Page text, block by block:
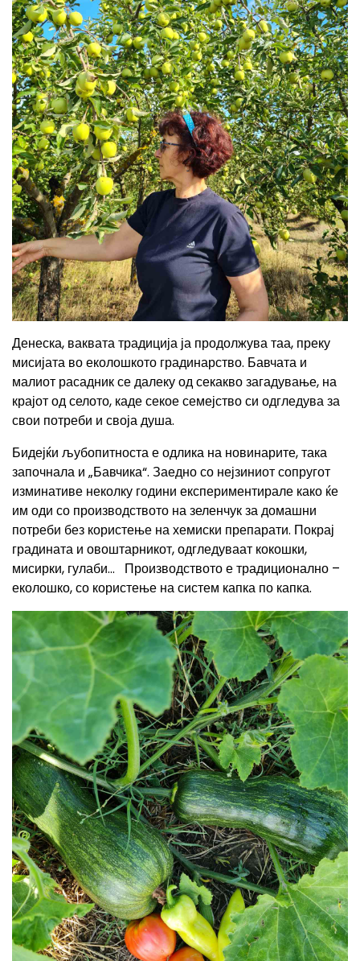
Денеска, ваквата традиција ја продолжува таа, преку
мисијата во еколошкото градинарство. Бавчата и
малиот расадник се далеку од секакво загадување, на
крајот од селото, каде секое семејство си одгледува за
свои потреби и своја душа.
Бидејќи љубопитноста е одлика на новинарите, така
започнала и „Бавчика“. Заедно со нејзиниот сопругот
изминативе неколку години експериментирале како ќе
им оди со производството на зеленчук за домашни
потреби без користење на хемиски препарати. Покрај
градината и овоштарникот, одгледуваат кокошки,
мисирки, гулаби... Производството е традиционално –
еколошко, со користење на систем капка по капка.